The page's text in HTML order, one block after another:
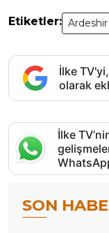
Etiketler:
İlke
olarak
İlke
SON